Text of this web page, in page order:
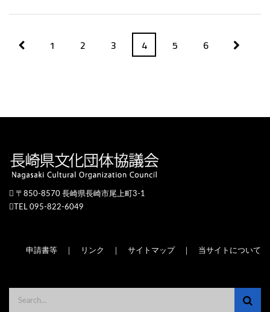
1 2 3 4 5 6
〒850-8570 長崎県長崎市尾上町3-1
TEL 095-822-6049
申請書等 リンク サイトマップ 当サイトについて